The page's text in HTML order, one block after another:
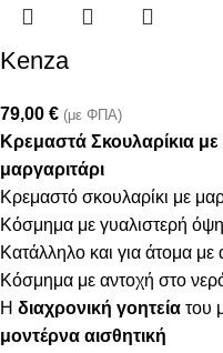
Kenza
79,00 € (με ΦΠΑ)
Κρεμαστά Σκουλαρίκια
μαργαριτάρι
Κρεμαστό σκουλαρίκι με
Κόσμημα με γυαλιστερή όψη
Κατάλληλο και για άτομα με
Κόσμημα με αντοχή στο
Η διαχρονική γοητεία του
μοντέρνα αισθητική